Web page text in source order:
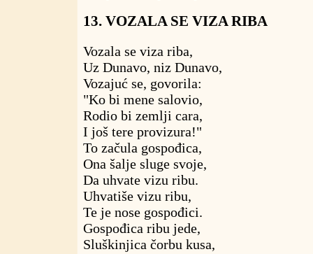
13. VOZALA SE VIZA RIBA
Vozala se viza riba,
Uz Dunavo, niz Dunavo,
Vozajuć se, govorila:
"Ko bi mene salovio,
Rodio bi zemlji cara,
I još tere provizura!"
To začula gospođica,
Ona šalje sluge svoje,
Da uhvate vizu ribu.
Uhvatiše vizu ribu,
Te je nose gospođici.
Gospođica ribu jede,
Sluškinjica čorbu kusa,